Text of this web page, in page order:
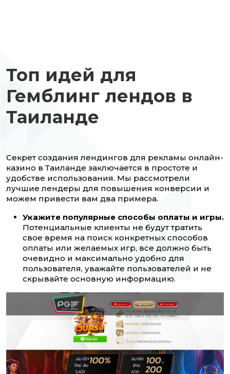
Топ идей для
Гемблинг лендов в
Таиланде
Секрет создания лендингов для рекламы онлайн-
казино в Таиланде заключается в простоте и
удобстве использования. Мы рассмотрели
лучшие лендеры для повышения конверсии и
можем привести вам два примера.
Укажите популярные способы оплаты и игры.
Потенциальные клиенты не будут тратить
свое время на поиск конкретных способов
оплаты или желаемых игр, все должно быть
очевидно и максимально удобно для
пользователя, уважайте пользователей и не
скрывайте основную информацию.